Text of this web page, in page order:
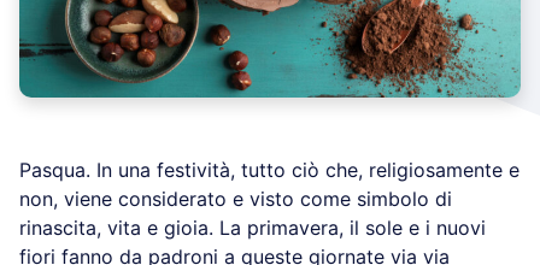
Pasqua. In una festività, tutto ciò che, religiosamente e
non, viene considerato e visto come simbolo di
rinascita, vita e gioia. La primavera, il sole e i nuovi
fiori fanno da padroni a queste giornate via via